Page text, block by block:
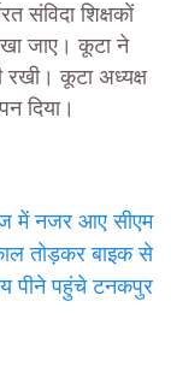
संविदा शिक्षकों
जाए। कूटा ने
रखी। कूटा अध्यक्ष
दिया।
में नजर आए सीएम
तोड़कर बाइक से
पीने पहुंचे टनकपुर